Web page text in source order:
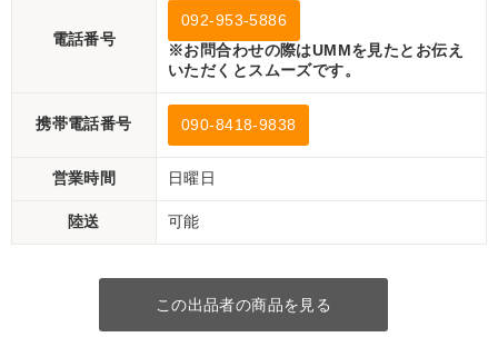
電話番号
092-953-5886
※お問合わせの際はUMMを見たとお伝え
いただくとスムーズです。
携帯電話番号 090-8418-9838
営業時間 日曜日
陸送 可能
この出品者の商品を見る